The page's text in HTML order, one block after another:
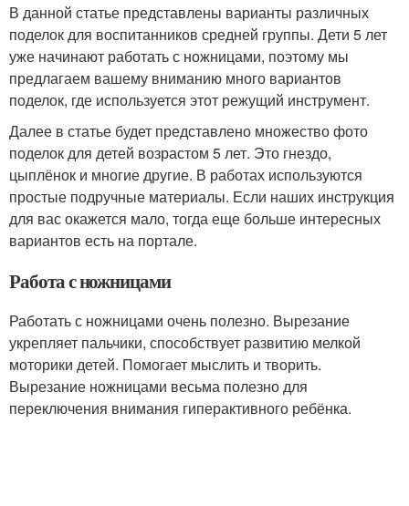
В данной статье представлены варианты различных
поделок для воспитанников средней группы. Дети 5 лет
уже начинают работать с ножницами, поэтому мы
предлагаем вашему вниманию много вариантов
поделок, где используется этот режущий инструмент.
Далее в статье будет представлено множество фото
поделок для детей возрастом 5 лет. Это гнездо,
цыплёнок и многие другие. В работах используются
простые подручные материалы. Если наших инструкция
для вас окажется мало, тогда еще больше интересных
вариантов есть на портале.
Работа с ножницами
Работать с ножницами очень полезно. Вырезание
укрепляет пальчики, способствует развитию мелкой
моторики детей. Помогает мыслить и творить.
Вырезание ножницами весьма полезно для
переключения внимания гиперактивного ребёнка.